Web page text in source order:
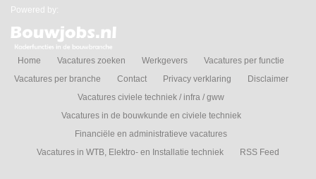
Powered by:
Home Vacatures zoeken Werkgevers
Vacatures per functie
Vacatures per branche
Contact Privacy verklaring
Disclaimer
Vacatures civiele techniek / infra / gww
Vacatures in de bouwkunde en civiele techniek
Financiële en administratieve vacatures
Vacatures in WTB, Elektro- en Installatie techniek
RSS Feed